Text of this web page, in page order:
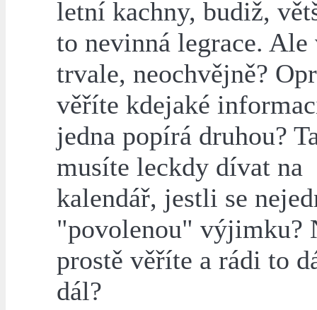
letní kachny, budiž,
to nevinná legrace.
trvale, neochvějně?
věříte kdejaké
jedna popírá druhou?
musíte leckdy dívat na
kalendář, jestli se
"povolenou" výjimku?
prostě věříte a rádi to
dál?